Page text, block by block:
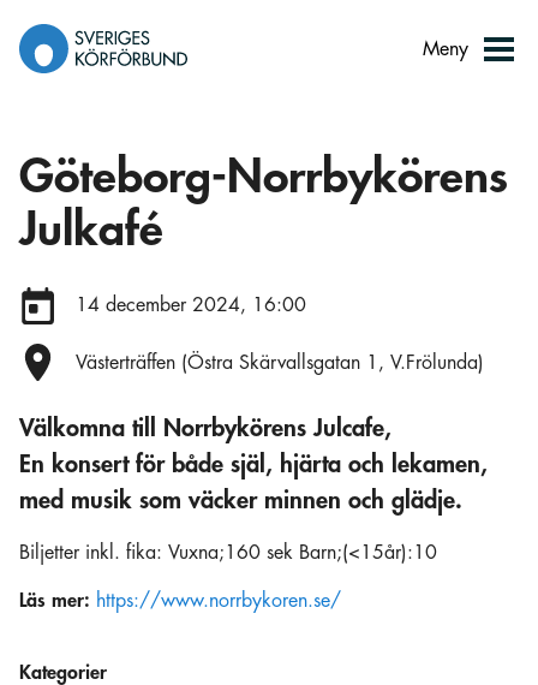
innehåll
Meny
Göteborg-Norrbykörens
Julkafé
Datum:
14 december 2024, 16:00
Plats:
Västerträffen (Östra Skärvallsgatan 1, V.Frölunda)
Välkomna till Norrbykörens Julcafe,
En konsert för både själ, hjärta och lekamen,
med musik som väcker minnen och glädje.
Biljetter inkl. fika: Vuxna;160 sek Barn;(<15år):10
Läs mer: https://www.norrbykoren.se/
Kategorier